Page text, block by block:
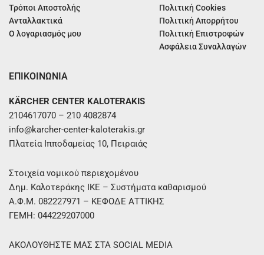
Τρόποι Αποστολής
Ανταλλακτικά
Ο λογαριασμός μου
Πολιτική Cookies
Πολιτική Απορρήτου
Πολιτική Επιστροφών
Ασφάλεια Συναλλαγών
ΕΠΙΚΟΙΝΩΝΙΑ
KÄRCHER CENTER KALOTERAKIS
2104617070 – 210 4082874
info@karcher-center-kaloterakis.gr
Πλατεία Ιπποδαμείας 10, Πειραιάς
Στοιχεία νομικού περιεχομένου
Δημ. Καλοτεράκης ΙΚΕ – Συστήματα καθαρισμού
Α.Φ.Μ. 082227971 – ΚΕΦΟΔΕ ΑΤΤΙΚΗΣ
ΓΕΜΗ: 044229207000
ΑΚΟΛΟΥΘΗΣΤΕ ΜΑΣ ΣΤΑ SOCIAL MEDIA